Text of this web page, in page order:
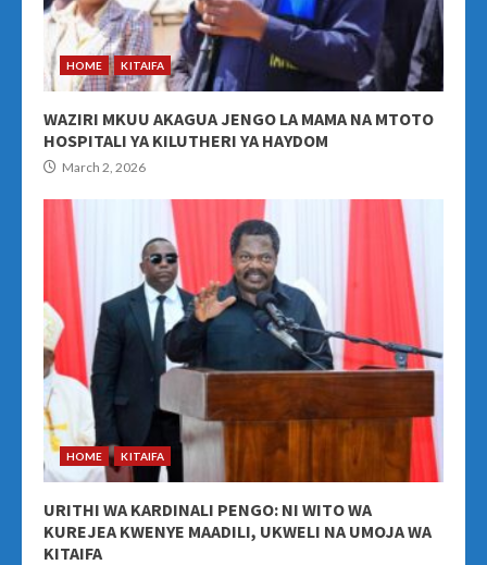
HOME KITAIFA
WAZIRI MKUU AKAGUA JENGO LA MAMA NA MTOTO
HOSPITALI YA KILUTHERI YA HAYDOM
March 2, 2026
HOME KITAIFA
URITHI WA KARDINALI PENGO: NI WITO WA
KUREJEA KWENYE MAADILI, UKWELI NA UMOJA WA
KITAIFA